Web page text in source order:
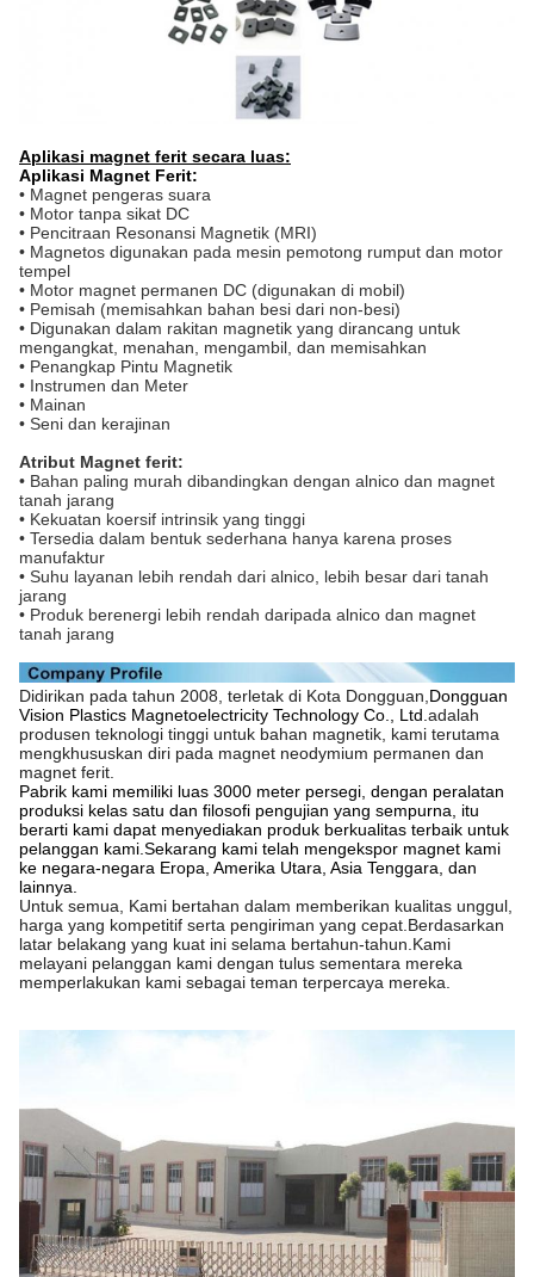
Aplikasi magnet ferit secara luas:
Aplikasi Magnet Ferit:
• Magnet pengeras suara
• Motor tanpa sikat DC
• Pencitraan Resonansi Magnetik (MRI)
• Magnetos digunakan pada mesin pemotong rumput dan motor
tempel
• Motor magnet permanen DC (digunakan di mobil)
• Pemisah (memisahkan bahan besi dari non-besi)
• Digunakan dalam rakitan magnetik yang dirancang untuk
mengangkat, menahan, mengambil, dan memisahkan
• Penangkap Pintu Magnetik
• Instrumen dan Meter
• Mainan
• Seni dan kerajinan
Atribut Magnet ferit:
• Bahan paling murah dibandingkan dengan alnico dan magnet
tanah jarang
• Kekuatan koersif intrinsik yang tinggi
• Tersedia dalam bentuk sederhana hanya karena proses
manufaktur
• Suhu layanan lebih rendah dari alnico, lebih besar dari tanah
jarang
• Produk berenergi lebih rendah daripada alnico dan magnet
tanah jarang
Didirikan pada tahun 2008, terletak di Kota Dongguan,Dongguan
Vision Plastics Magnetoelectricity Technology Co., Ltd.adalah
produsen teknologi tinggi untuk bahan magnetik, kami terutama
mengkhususkan diri pada magnet neodymium permanen dan
magnet ferit.
Pabrik kami memiliki luas 3000 meter persegi, dengan peralatan
produksi kelas satu dan filosofi pengujian yang sempurna, itu
berarti kami dapat menyediakan produk berkualitas terbaik untuk
pelanggan kami.Sekarang kami telah mengekspor magnet kami
ke negara-negara Eropa, Amerika Utara, Asia Tenggara, dan
lainnya.
Untuk semua, Kami bertahan dalam memberikan kualitas unggul,
harga yang kompetitif serta pengiriman yang cepat.Berdasarkan
latar belakang yang kuat ini selama bertahun-tahun.Kami
melayani pelanggan kami dengan tulus sementara mereka
memperlakukan kami sebagai teman terpercaya mereka.